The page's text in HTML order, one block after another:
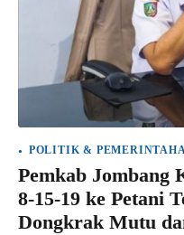
POLITIK &
Pemkab Jombang
8-15-19 ke Petani
Dongkrak Mutu